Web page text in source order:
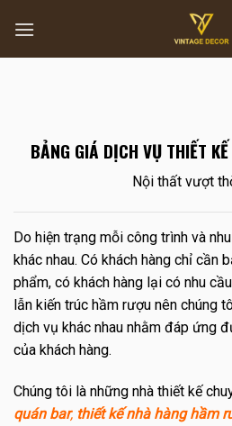
content
BẢNG GIÁ DỊCH VỤ THIẾT
Nội thất vượt
Do hiện trạng mỗi công trình và
khác nhau. Có khách hàng chỉ cần
phẩm, có khách hàng lại có nhu
lẫn kiến trúc hầm rượu nên chúng
dịch vụ khác nhau nhằm đáp ứng
của khách hàng.
Chúng tôi là những nhà thiết kế
quán bar, thiết kế nhà hàng hầm